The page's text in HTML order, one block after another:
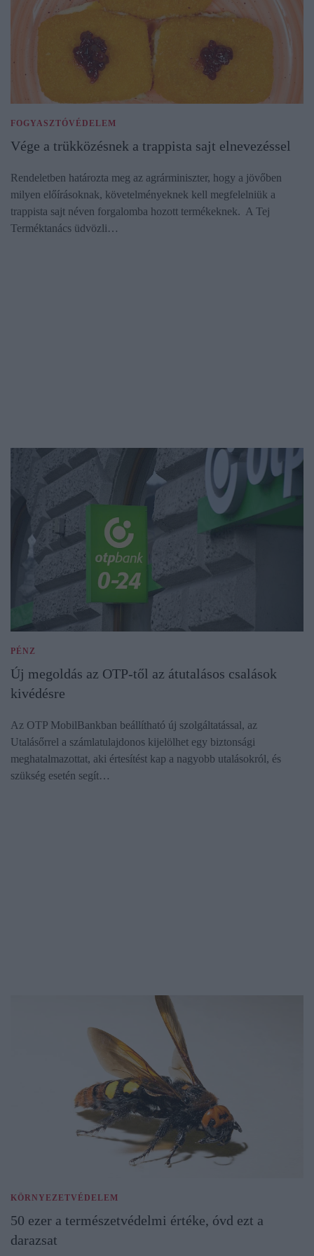
FOGYASZTÓVÉDELEM
Vége a trükközésnek a trappista sajt elnevezéssel
Rendeletben határozta meg az agrárminiszter, hogy a jövőben
milyen előírásoknak, követelményeknek kell megfelelniük a
trappista sajt néven forgalomba hozott termékeknek. A Tej
Terméktanács üdvözli…
PÉNZ
Új megoldás az OTP-től az átutalásos csalások
kivédésre
Az OTP MobilBankban beállítható új szolgáltatással, az
Utalásőrrel a számlatulajdonos kijelölhet egy biztonsági
meghatalmazottat, aki értesítést kap a nagyobb utalásokról, és
szükség esetén segít…
KÖRNYEZETVÉDELEM
50 ezer a természetvédelmi értéke, óvd ezt a
darazsat